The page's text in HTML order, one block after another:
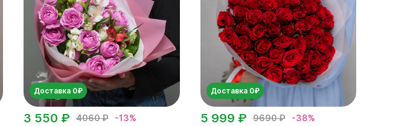
Доставка 0₽
4060 ₽ -13%
3 550 ₽
Доставка 0₽
9690 ₽ -38%
5 999 ₽